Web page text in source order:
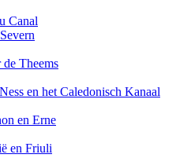
Canal
Theems
en het Caledonisch Kanaal
en Erne
en Friuli